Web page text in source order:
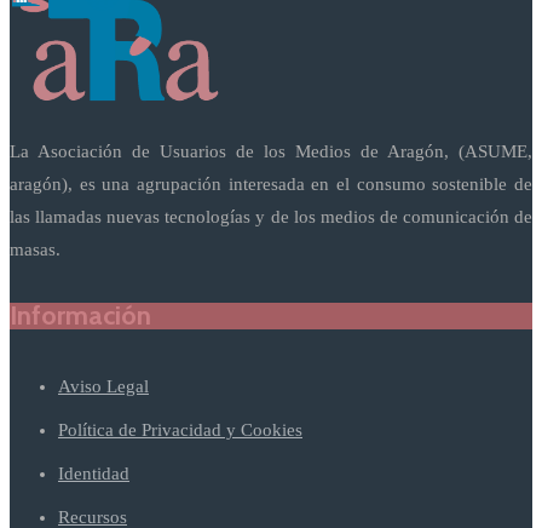
La Asociación de Usuarios de los Medios de Aragón, (ASUME,
aragón), es una agrupación interesada en el consumo sostenible de
las llamadas nuevas tecnologías y de los medios de comunicación de
masas.
Información
Aviso Legal
Política de Privacidad y Cookies
Identidad
Recursos